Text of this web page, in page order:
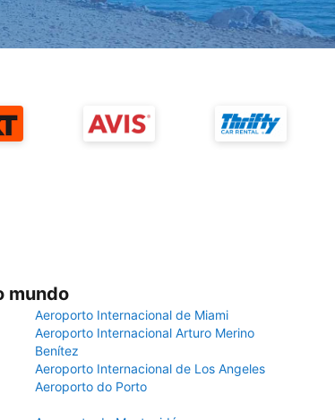
mundo
Aeroporto Internacional de Miami
Aeroporto Internacional Arturo Merino
Benítez
Aeroporto Internacional de Los Angeles
Aeroporto do Porto